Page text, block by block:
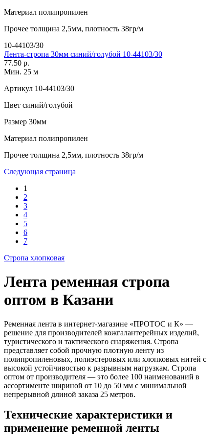
Материал полипропилен
Прочее толщина 2,5мм, плотность 38гр/м
10-44103/30
Лента-стропа 30мм синий/голубой 10-44103/30
77.50 р.
Мин. 25 м
Артикул 10-44103/30
Цвет синий/голубой
Размер 30мм
Материал полипропилен
Прочее толщина 2,5мм, плотность 38гр/м
Следующая страница
1
2
3
4
5
6
7
Стропа хлопковая
Лента ременная стропа
оптом в Казани
Ременная лента в интернет-магазине «ПРОТОС и К» —
решение для производителей кожгалантерейных изделий,
туристического и тактического снаряжения. Стропа
представляет собой прочную плотную ленту из
полипропиленовых, полиэстеровых или хлопковых нитей с
высокой устойчивостью к разрывным нагрузкам. Стропа
оптом от производителя — это более 100 наименований в
ассортименте шириной от 10 до 50 мм с минимальной
непрерывной длиной заказа 25 метров.
Технические характеристики и
применение ременной ленты